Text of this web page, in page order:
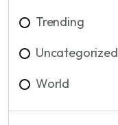
Trending
Uncategorized
World